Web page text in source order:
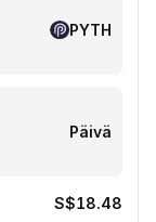
PYTH
Päivä
S$18.48